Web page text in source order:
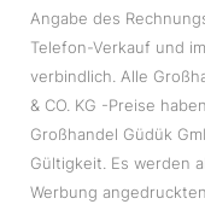
Angabe des
Telefon-Verkauf und
verbindlich. Alle
& CO. KG -Preise
Großhandel Güdük
Gültigkeit. Es werden
Werbung